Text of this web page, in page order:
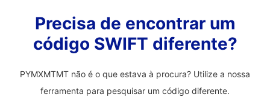
Precisa de encontrar um
código SWIFT diferente?
PYMXMTMT não é o que estava à procura? Utilize a nossa
ferramenta para pesquisar um código diferente.